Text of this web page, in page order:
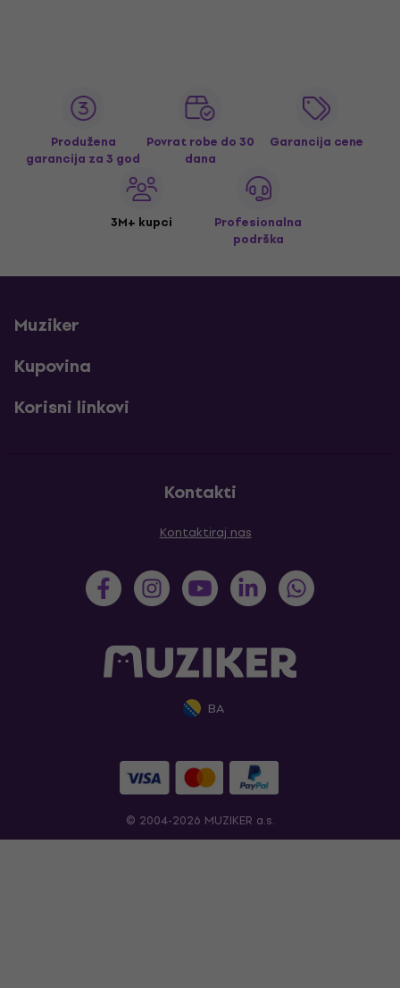
Produžena
garancija za 3 god
Povrat robe do 30
dana
Garancija cene
3M+ kupci
Profesionalna
podrška
Muziker
Kupovina
Korisni linkovi
Kontakti
Kontaktiraj nas
BA
© 2004-2026 MUZIKER a.s.